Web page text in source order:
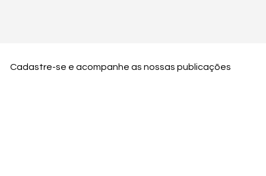
Cadastre-se e acompanhe as nossas publicações